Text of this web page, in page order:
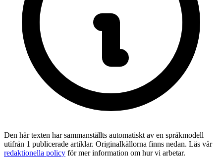
Den här texten har sammanställts automatiskt av en språkmodell
utifrån 1 publicerade artiklar. Originalkällorna finns nedan. Läs vår
redaktionella policy för mer information om hur vi arbetar.